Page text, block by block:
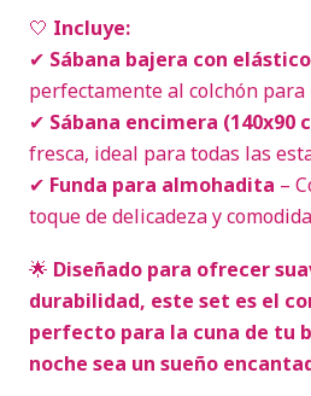
🤍 Incluye:
✔ Sábana bajera con elástico
perfectamente al colchón para
✔ Sábana encimera (140x90
fresca, ideal para todas las
✔ Funda para almohadita –
toque de delicadeza y
🌟 Diseñado para ofrecer
durabilidad, este set es el
perfecto para la cuna de tu
noche sea un sueño